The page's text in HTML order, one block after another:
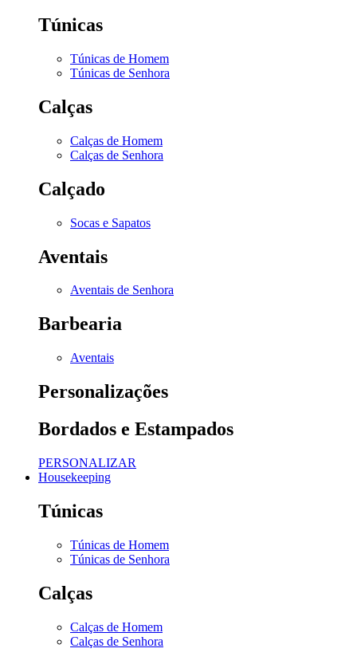
Túnicas
Túnicas de Homem
Túnicas de Senhora
Calças
Calças de Homem
Calças de Senhora
Calçado
Socas e Sapatos
Aventais
Aventais de Senhora
Barbearia
Aventais
Personalizações
Bordados e Estampados
PERSONALIZAR
Housekeeping
Túnicas
Túnicas de Homem
Túnicas de Senhora
Calças
Calças de Homem
Calças de Senhora